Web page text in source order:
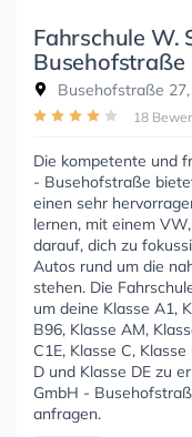
Fahrschule W.
Busehofstraße
Busehofstraße
18
Die kompetente und
- Busehofstraße
einen sehr
lernen, mit einem
darauf, dich zu
Autos rund um die
stehen. Die
um deine Klasse A1,
B96, Klasse AM,
C1E, Klasse C,
D und Klasse DE zu
GmbH -
anfragen.